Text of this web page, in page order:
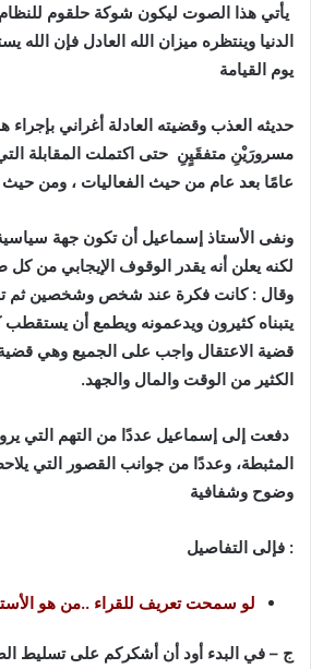
يأتي هذا الصوت ليكون شوكة حلقوم
الدنيا وينتظره ميزان الله العادل فإن الله
يوم القيامة
حديثه العذب وقضيته العادلة أغراني بإجراء
مسرورَيْنِ متفقَيٍنِ حتى اكتملت المقابلة
عامًا بعد عام من حيث الفعاليات ، ومن حيث
ونفى الأستاذ إسماعيل أن تكون جهة
لكنه يعلن أنه يقدر الوقوف الإيجابي من
وقال : كانت فكرة عند شخص وشخصين ثم
يتبناه كثيرون ويدعمونه ويطمع أن
قضية الاعتقال واجب على الجميع وهي
الكثير من الوقت والمال والجهد.
دفعت إلى إسماعيل عددًا من التهم التي
المثبطة، وعددًا من جوانب القصور التي
وضوح وشفافية
: فإلى التفاصيل
لو سمحت تعريف للقراء ..من هو
ج – في البدء أود أن أشكركم على تسليط